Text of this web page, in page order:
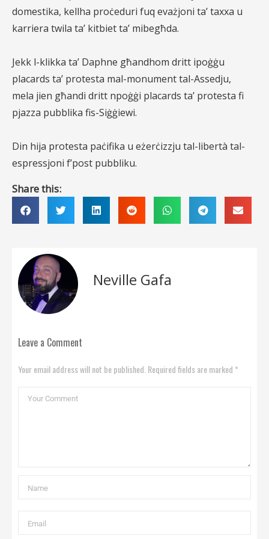
domestika, kellha proċeduri fuq evażjoni ta’ taxxa u
karriera twila ta’ kitbiet ta’ mibegħda.
Jekk l-klikka ta’ Daphne għandhom dritt ipoġġu
placards ta’ protesta mal-monument tal-Assedju,
mela jien għandi dritt npoġġi placards ta’ protesta fi
pjazza pubblika fis-Siġġiewi.
Din hija protesta paċifika u eżerċizzju tal-libertà tal-
espressjoni f’post pubbliku.
Share this:
Neville Gafa
Leave a Comment
Your email address will not be published. Required fields are marked *